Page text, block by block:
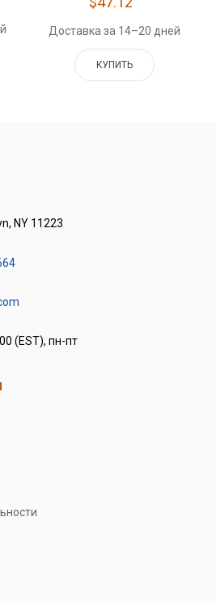
Доставка за 14–20 дней
КУПИТЬ
NY 11223
(EST), пн-пт